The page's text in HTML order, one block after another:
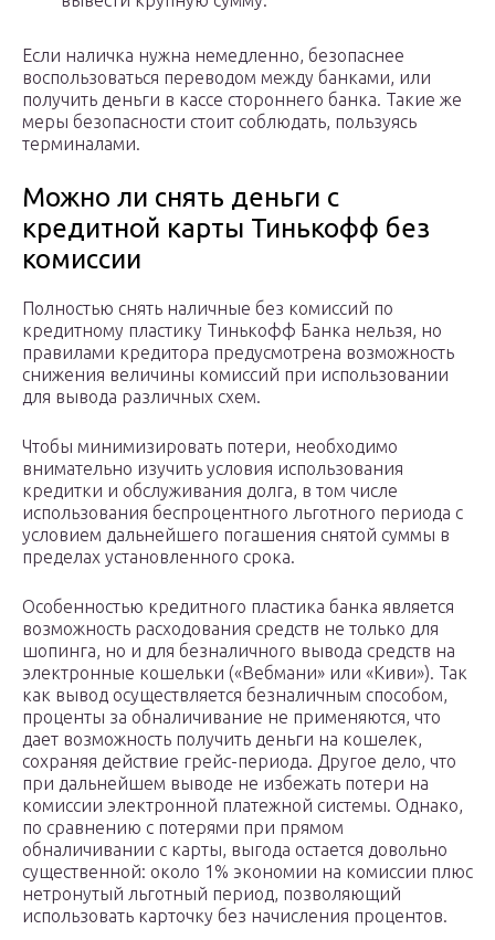
Если наличка нужна немедленно, безопаснее
воспользоваться переводом между банками, или
получить деньги в кассе стороннего банка. Такие же
меры безопасности стоит соблюдать, пользуясь
терминалами.
Можно ли снять деньги с
кредитной карты Тинькофф без
комиссии
Полностью снять наличные без комиссий по
кредитному пластику Тинькофф Банка нельзя, но
правилами кредитора предусмотрена возможность
снижения величины комиссий при использовании
для вывода различных схем.
Чтобы минимизировать потери, необходимо
внимательно изучить условия использования
кредитки и обслуживания долга, в том числе
использования беспроцентного льготного периода с
условием дальнейшего погашения снятой суммы в
пределах установленного срока.
Особенностью кредитного пластика банка является
возможность расходования средств не только для
шопинга, но и для безналичного вывода средств на
электронные кошельки («Вебмани» или «Киви»). Так
как вывод осуществляется безналичным способом,
проценты за обналичивание не применяются, что
дает возможность получить деньги на кошелек,
сохраняя действие грейс-периода. Другое дело, что
при дальнейшем выводе не избежать потери на
комиссии электронной платежной системы. Однако,
по сравнению с потерями при прямом
обналичивании с карты, выгода остается довольно
существенной: около 1% экономии на комиссии плюс
нетронутый льготный период, позволяющий
использовать карточку без начисления процентов.